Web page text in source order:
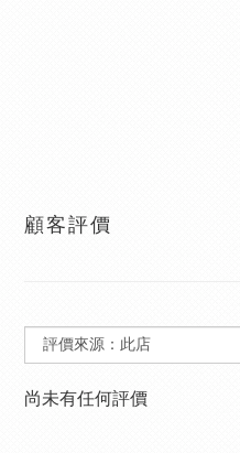
顧客評價
尚未有任何評價